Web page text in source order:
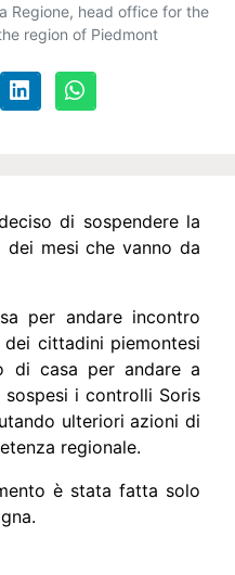
Regione, head office for the
region of Piedmont
di sospendere la
mesi che vanno da
per andare incontro
cittadini piemontesi
di casa per andare a
i controlli Soris
ulteriori azioni di
regionale.
è stata fatta solo